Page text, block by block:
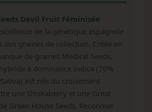
Devil Fruit Féminisée
de la génétique espagnole
des graines de collection. Créée en
de graines Medical Seeds,
à dominance Indica (70%
est née du croisement
une Shiskaberry et une Great
Green House Seeds. Reconnue